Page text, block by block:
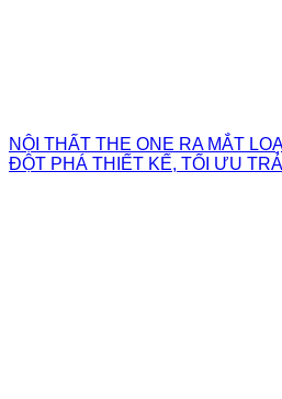
NỘI THẤT THE ONE RA MẮT
ĐỘT PHÁ THIẾT KẾ, TỐI ƯU